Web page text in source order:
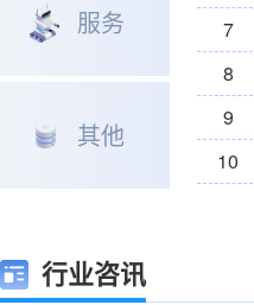
服务
其他
7
8
9
10
行业咨讯